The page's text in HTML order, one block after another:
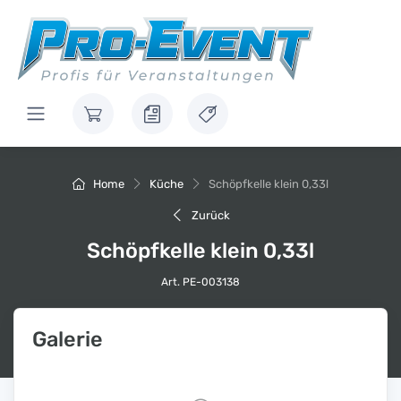
Home Küche Schöpfkelle klein 0,33l
Zurück
Schöpfkelle klein 0,33l
Art. PE-003138
Galerie